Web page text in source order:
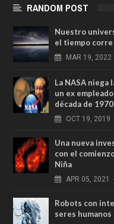
RANDOM POST
Nuestro
el tiempo
MAR 19, 2022
La NASA
un ex
década de 1970
OCT 19, 2019
Una nueva
con el
Niña
APR 05, 2021
Robots con
seres humanos